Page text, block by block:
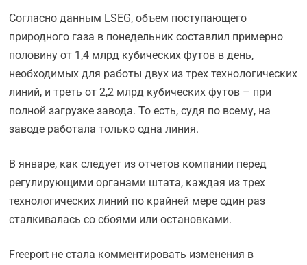
Согласно данным LSEG, объем поступающего
природного газа в понедельник составлил примерно
половину от 1,4 млрд кубических футов в день,
необходимых для работы двух из трех технологических
линий, и треть от 2,2 млрд кубических футов – при
полной загрузке завода. То есть, судя по всему, на
заводе работала только одна линия.
В январе, как следует из отчетов компании перед
регулирующими органами штата, каждая из трех
технологических линий по крайней мере один раз
сталкивалась со сбоями или остановками.
Freeport не стала комментировать изменения в